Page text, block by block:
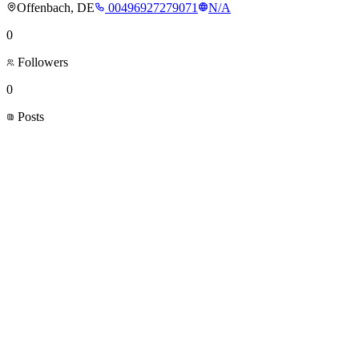
Offenbach, DE 00496927279071
N/A
0
Followers
0
Posts